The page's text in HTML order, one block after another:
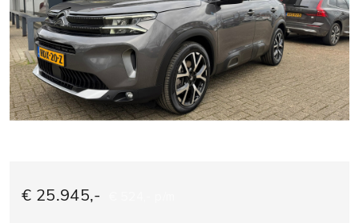
€ 25.945,-